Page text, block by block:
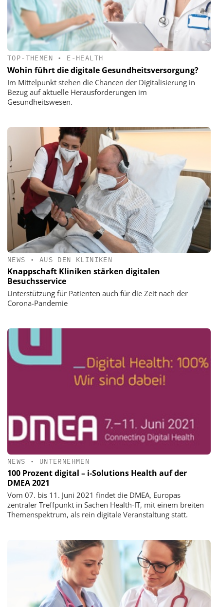
TOP-THEMEN • E-HEALTH
Wohin führt die digitale Gesundheitsversorgung?
Im Mittelpunkt stehen die Chancen der Digitalisierung in
Bezug auf aktuelle Herausforderungen im
Gesundheitswesen.
NEWS • AUS DEN KLINIKEN
Knappschaft Kliniken stärken digitalen
Besuchsservice
Unterstützung für Patienten auch für die Zeit nach der
Corona-Pandemie
NEWS • UNTERNEHMEN
100 Prozent digital – i-Solutions Health auf der
DMEA 2021
Vom 07. bis 11. Juni 2021 findet die DMEA, Europas
zentraler Treffpunkt in Sachen Health-IT, mit einem breiten
Themenspektrum, als rein digitale Veranstaltung statt.